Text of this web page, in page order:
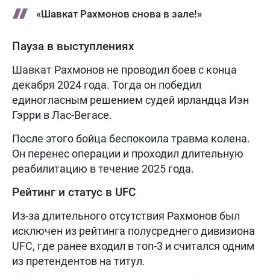
«Шавкат Рахмонов снова в зале!»
Пауза в выступлениях
Шавкат Рахмонов не проводил боев с конца
декабря 2024 года. Тогда он победил
единогласным решением судей ирландца Иэн
Гэрри в Лас-Вегасе.
После этого бойца беспокоила травма колена.
Он перенес операции и проходил длительную
реабилитацию в течение 2025 года.
Рейтинг и статус в UFC
Из-за длительного отсутствия Рахмонов был
исключен из рейтинга полусреднего дивизиона
UFC, где ранее входил в топ-3 и считался одним
из претендентов на титул.